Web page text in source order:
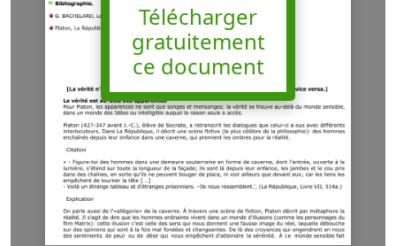
Télécharger
gratuitement
ce document